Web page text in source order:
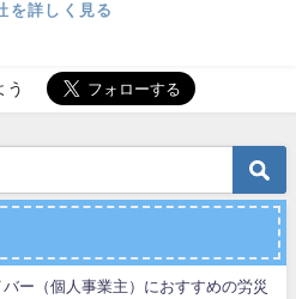
を詳しく見る
う
ー（個人事業主）におすすめの労災